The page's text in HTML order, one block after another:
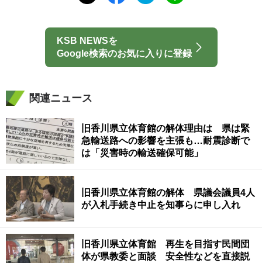
KSB NEWSを
Google検索のお気に入りに登録
関連ニュース
旧香川県立体育館の解体理由は 県は緊
急輸送路への影響を主張も…耐震診断で
は「災害時の輸送確保可能」
旧香川県立体育館の解体 県議会議員4人
が入札手続き中止を知事らに申し入れ
旧香川県立体育館 再生を目指す民間団
体が県教委と面談 安全性などを直接説